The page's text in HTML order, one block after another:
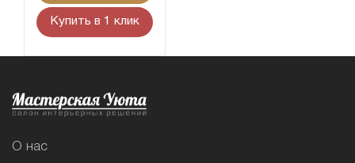
Купить в 1 клик
О нас